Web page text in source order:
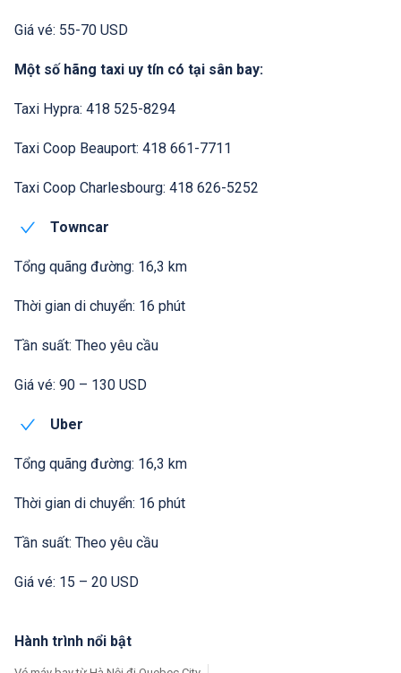
Hành trình nổi bật
Giá vé: 55-70 USD
Một số hãng taxi uy tín có tại sân bay:
Taxi Hypra: 418 525-8294
Taxi Coop Beauport: 418 661-7711
Taxi Coop Charlesbourg: 418 626-5252
Towncar
Tổng quãng đường: 16,3 km
Thời gian di chuyển: 16 phút
Tần suất: Theo yêu cầu
Giá vé: 90 – 130 USD
Uber
Tổng quãng đường: 16,3 km
Thời gian di chuyển: 16 phút
Tần suất: Theo yêu cầu
Giá vé: 15 – 20 USD